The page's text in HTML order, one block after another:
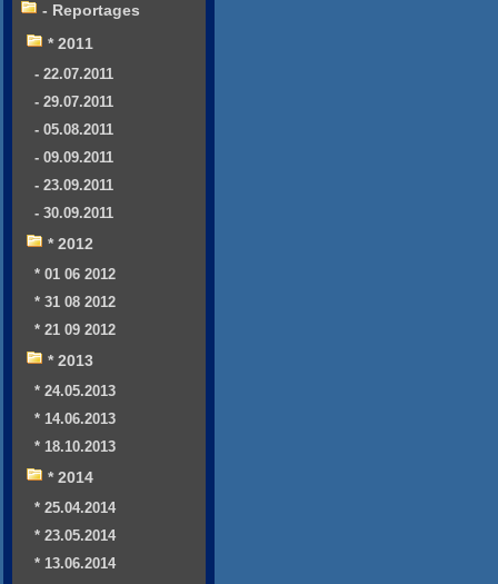
- Reportages
* 2011
- 22.07.2011
- 29.07.2011
- 05.08.2011
- 09.09.2011
- 23.09.2011
- 30.09.2011
* 2012
* 01 06 2012
* 31 08 2012
* 21 09 2012
* 2013
* 24.05.2013
* 14.06.2013
* 18.10.2013
* 2014
* 25.04.2014
* 23.05.2014
* 13.06.2014